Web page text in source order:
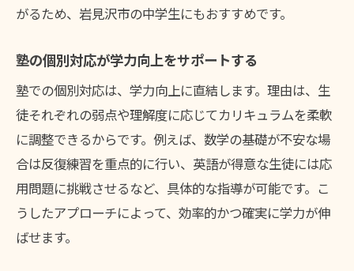
がるため、岩見沢市の中学生にもおすすめです。
塾の個別対応が学力向上をサポートする
塾での個別対応は、学力向上に直結します。理由は、生
徒それぞれの弱点や理解度に応じてカリキュラムを柔軟
に調整できるからです。例えば、数学の基礎が不安な場
合は反復練習を重点的に行い、英語が得意な生徒には応
用問題に挑戦させるなど、具体的な指導が可能です。こ
うしたアプローチによって、効率的かつ確実に学力が伸
ばせます。